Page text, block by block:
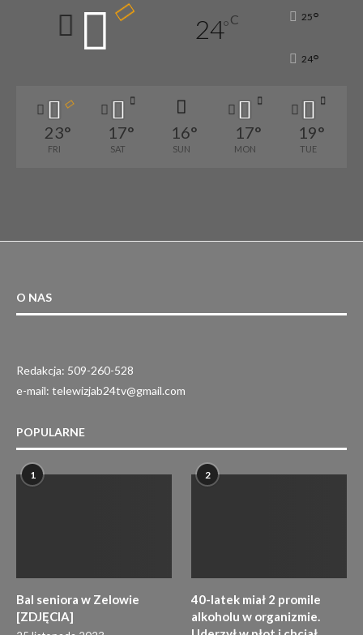
24°C 25°
24°
23°
FRI
17°
SAT
16°
SUN
17°
MON
19°
TUE
O NAS
Redakcja: 509-260-528
e-mail: telewizjab24tv@gmail.com
POPULARNE
1
Bal seniora w Zelowie
[ZDJĘCIA]
2
40-latek miał 2 promile
alkoholu w organizmie.